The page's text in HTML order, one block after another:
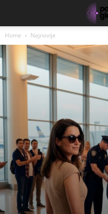
Home Najnovije